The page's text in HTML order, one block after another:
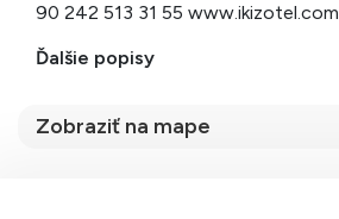
90 242 513 31 55 www.ikizotel.com
Ďalšie popisy
Zobraziť na mape